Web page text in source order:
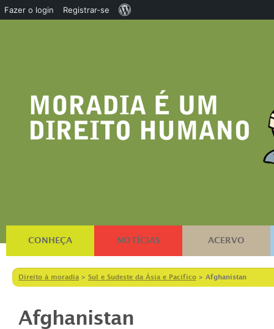
CONHEÇA NOTÍCIAS ACERVO
Direito à moradia > Sul e Sudeste da Ásia e Pacífico > Afghanistan
Afghanistan
Fazer o login Registrar-se